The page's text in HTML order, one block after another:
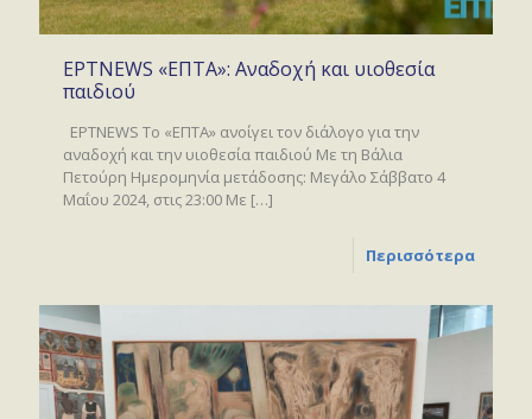
ΕΡΤNEWS «ΕΠΤΑ»: Αναδοχή και υιοθεσία
παιδιού
ΕΡΤNEWS Το «ΕΠΤΑ» ανοίγει τον διάλογο για την
αναδοχή και την υιοθεσία παιδιού Με τη Βάλια
Πετούρη Ημερομηνία μετάδοσης: Μεγάλο Σάββατο 4
Μαΐου 2024, στις 23:00 Με […]
Περισσότερα